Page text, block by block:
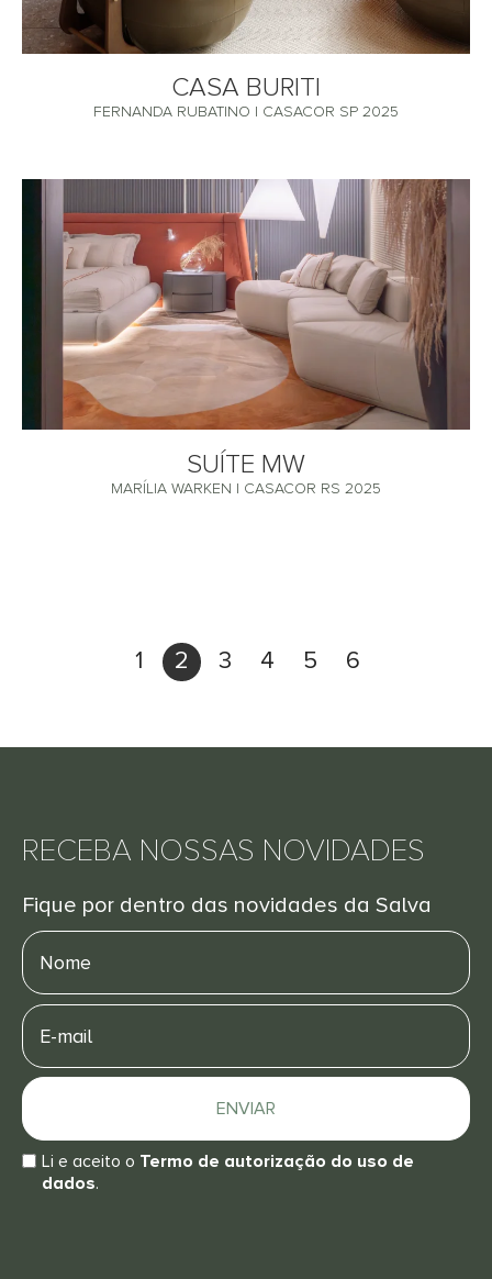
CASA BURITI
FERNANDA RUBATINO | CASACOR SP 2025
SUÍTE MW
MARÍLIA WARKEN | CASACOR RS 2025
1 2 3 4 5 6
RECEBA NOSSAS NOVIDADES
Fique por dentro das novidades da Salva
Nome
E-
mail
ENVIAR
Li e aceito o Termo de autorização do uso de
dados.